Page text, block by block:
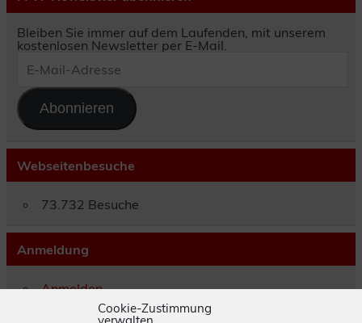
Cookie-Zustimmung
Bleiben Sie immer auf dem Laufenden, mit unserem
kostenlosen Newsletter per E-Mail.
Mail-
Abonnieren
Webseitenbesuche
73.732 Besuche
Anmeldung
Anmelden
Eintrags-Feed